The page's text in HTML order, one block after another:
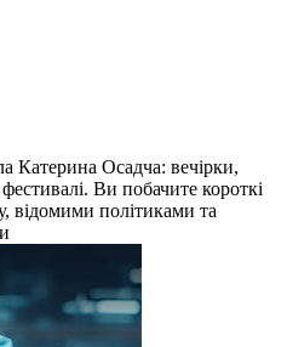
Катерина Осадча: вечірки,
Ви побачите короткі
відомими політиками та